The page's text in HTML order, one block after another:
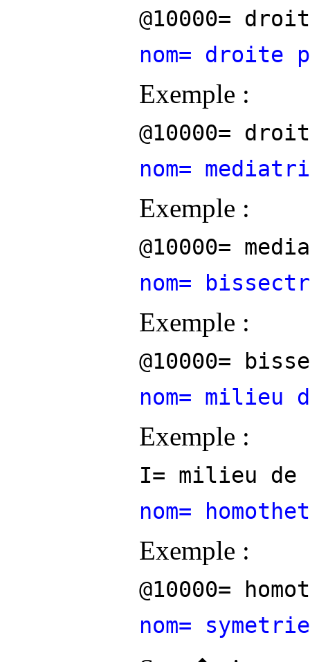
@10000=
nom= droite
Exemple :
@10000=
nom=
Exemple :
@10000=
nom=
Exemple :
@10000=
nom= milieu
Exemple :
I= milieu de
nom=
Exemple :
@10000=
nom=